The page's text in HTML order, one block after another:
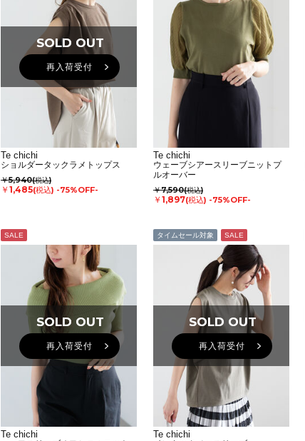
SOLD OUT
SOLD OUT
再入荷受付
Te chichi
ショルダータックラメトップス
￥5,940(税込)
￥1,485(税込) -75%OFF-
Te chichi
ウェーブシアースリーブニットプ
ルオーバー
￥7,590(税込)
￥1,897(税込) -75%OFF-
SALE
SOLD OUT
SOLD OUT
再入荷受付
Te chichi
タイムセール対象 SALE
SOLD OUT
SOLD OUT
再入荷受付
Te chichi